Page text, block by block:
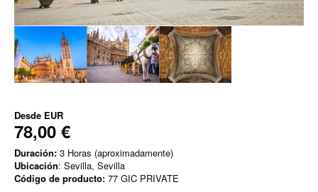
Desde EUR
78,00 €
Duración: 3 Horas (aproximadamente)
Ubicación: Sevilla, Sevilla
Código de producto: 77 GIC PRIVATE